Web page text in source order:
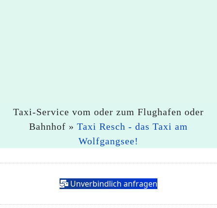
Taxi-Service vom oder zum Flughafen oder
Bahnhof » Taxi Resch - das Taxi am
Wolfgangsee!
Unverbindlich anfragen